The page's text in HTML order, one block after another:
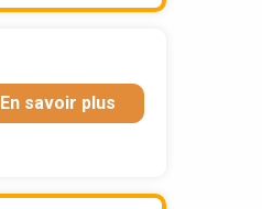
En savoir plus